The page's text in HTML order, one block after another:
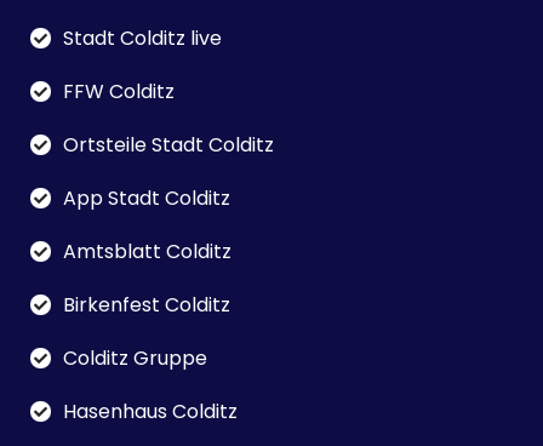
Stadt Colditz live
FFW Colditz
Ortsteile Stadt Colditz
App Stadt Colditz
Amtsblatt Colditz
Birkenfest Colditz
Colditz Gruppe
Hasenhaus Colditz